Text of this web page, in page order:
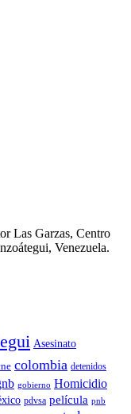
Las Garzas, Centro
Venezuela.
Asesinato
colombia detenidos
gobierno Homicidio
pdvsa película pnb